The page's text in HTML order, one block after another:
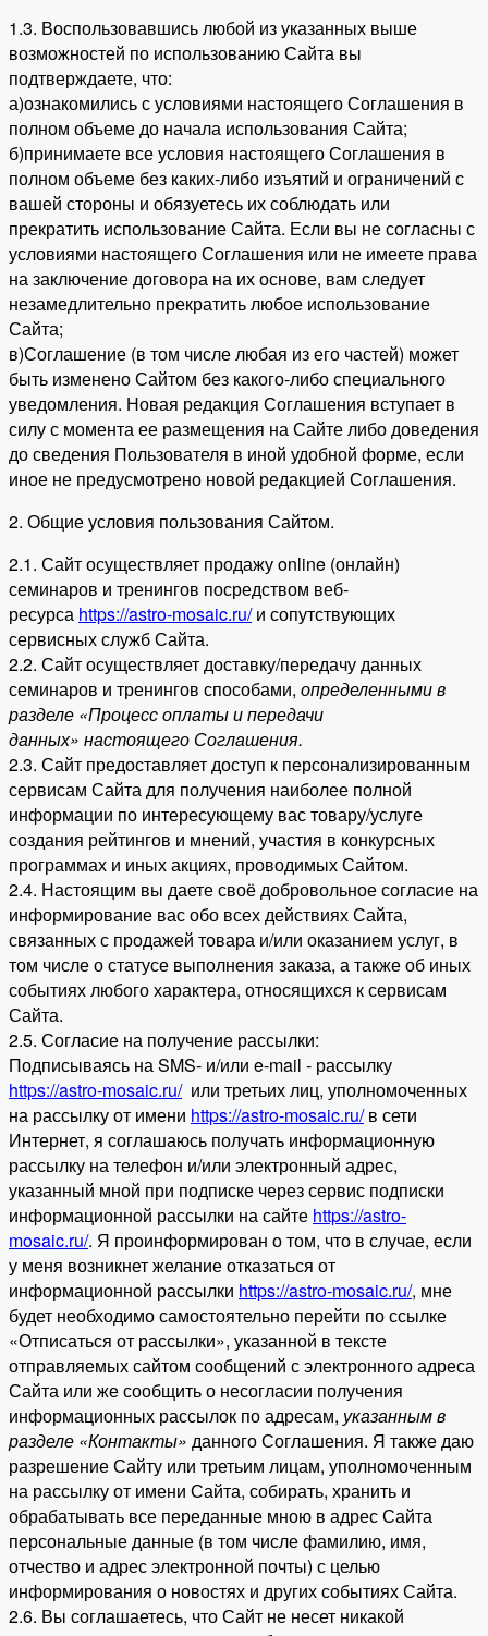
1.3. Воспользовавшись любой из указанных выше
возможностей по использованию Сайта вы
подтверждаете, что:
а)ознакомились с условиями настоящего Соглашения в
полном объеме до начала использования Сайта;
б)принимаете все условия настоящего Соглашения в
полном объеме без каких-либо изъятий и ограничений с
вашей стороны и обязуетесь их соблюдать или
прекратить использование Сайта. Если вы не согласны с
условиями настоящего Соглашения или не имеете права
на заключение договора на их основе, вам следует
незамедлительно прекратить любое использование
Сайта;
в)Соглашение (в том числе любая из его частей) может
быть изменено Сайтом без какого-либо специального
уведомления. Новая редакция Соглашения вступает в
силу с момента ее размещения на Сайте либо доведения
до сведения Пользователя в иной удобной форме, если
иное не предусмотрено новой редакцией Соглашения.
2. Общие условия пользования Сайтом.
2.1. Сайт осуществляет продажу online (онлайн)
семинаров и тренингов посредством веб-
ресурса https://astro-mosaic.ru/и сопутствующих
сервисных служб Сайта.
2.2. Сайт осуществляет доставку/передачу данных
семинаров и тренингов способами, определенными в
разделе «Процесс оплаты и передачи
данных» настоящего Соглашения.
2.3. Сайт предоставляет доступ к персонализированным
сервисам Сайта для получения наиболее полной
информации по интересующему вас товару/услуге
создания рейтингов и мнений, участия в конкурсных
программах и иных акциях, проводимых Сайтом.
2.4. Настоящим вы даете своё добровольное согласие на
информирование вас обо всех действиях Сайта,
связанных с продажей товара и/или оказанием услуг, в
том числе о статусе выполнения заказа, а также об иных
событиях любого характера, относящихся к сервисам
Сайта.
2.5. Согласие на получение рассылки:
Подписываясь на SMS- и/или e-mail - рассылку
https://astro-mosaic.ru/или третьих лиц, уполномоченных
на рассылку от имени https://astro-mosaic.ru/в сети
Интернет, я соглашаюсь получать информационную
рассылку на телефон и/или электронный адрес,
указанный мной при подписке через сервис подписки
информационной рассылки на сайте https://astro-
mosaic.ru/. Я проинформирован о том, что в случае, если
у меня возникнет желание отказаться от
информационной рассылки https://astro-mosaic.ru/, мне
будет необходимо самостоятельно перейти по ссылке
«Отписаться от рассылки», указанной в тексте
отправляемых сайтом сообщений с электронного адреса
Сайта или же сообщить о несогласии получения
информационных рассылок по адресам, указанным в
разделе «Контакты» данного Соглашения. Я также даю
разрешение Сайту или третьим лицам, уполномоченным
на рассылку от имени Сайта, собирать, хранить и
обрабатывать все переданные мною в адрес Сайта
персональные данные (в том числе фамилию, имя,
отчество и адрес электронной почты) с целью
информирования о новостях и других событиях Сайта.
2.6. Вы соглашаетесь, что Сайт не несет никакой